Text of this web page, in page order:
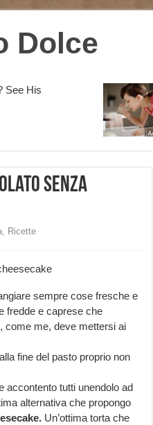
Senza
, Ricette
sempre cose fresche e
fredde e caprese che
come me, deve mettersi ai
fine del pasto proprio non
accontento tutti unendolo ad
alternativa che propongo
Un’ottima torta che